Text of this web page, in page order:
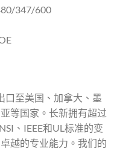
347/600
口至美国、加拿大、墨
等国家。长新拥有超过
、IEEE和UL标准的变
越的专业能力。我们的